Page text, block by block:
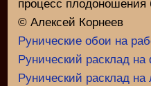
процесс
© Алексей Корнеев
Рунические обои на
Рунический расклад
Рунический расклад